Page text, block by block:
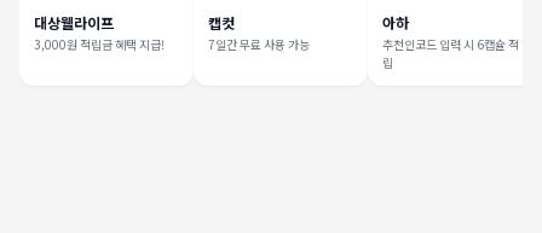
대상웰라이프
3,000원 적립금 혜택 지급!
캡컷
7일간 무료 사용 가능
아하
추천인코드 입력 시 6캡슐 적
립